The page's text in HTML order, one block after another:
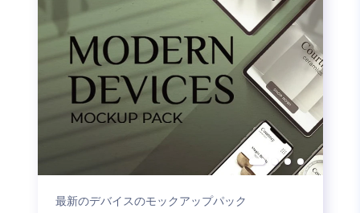
最新のデバイスのモックアップパック